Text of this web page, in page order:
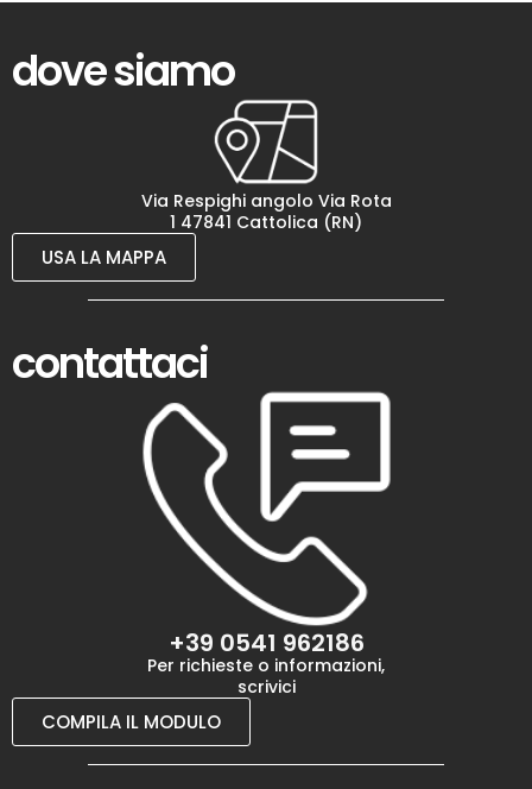
dove siamo
Via Respighi angolo Via Rota
1 47841 Cattolica (RN)
USA LA MAPPA
contattaci
+39 0541 962186
Per richieste o informazioni,
scrivici
COMPILA IL MODULO